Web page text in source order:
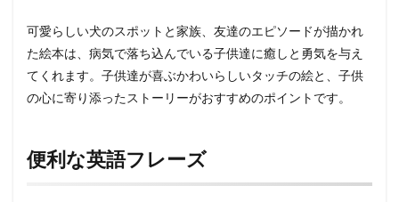
可愛らしい犬のスポットと家族、友達のエピソードが描かれ
た絵本は、病気で落ち込んでいる子供達に癒しと勇気を与え
てくれます。子供達が喜ぶかわいらしいタッチの絵と、子供
の心に寄り添ったストーリーがおすすめのポイントです。
便利な英語フレーズ